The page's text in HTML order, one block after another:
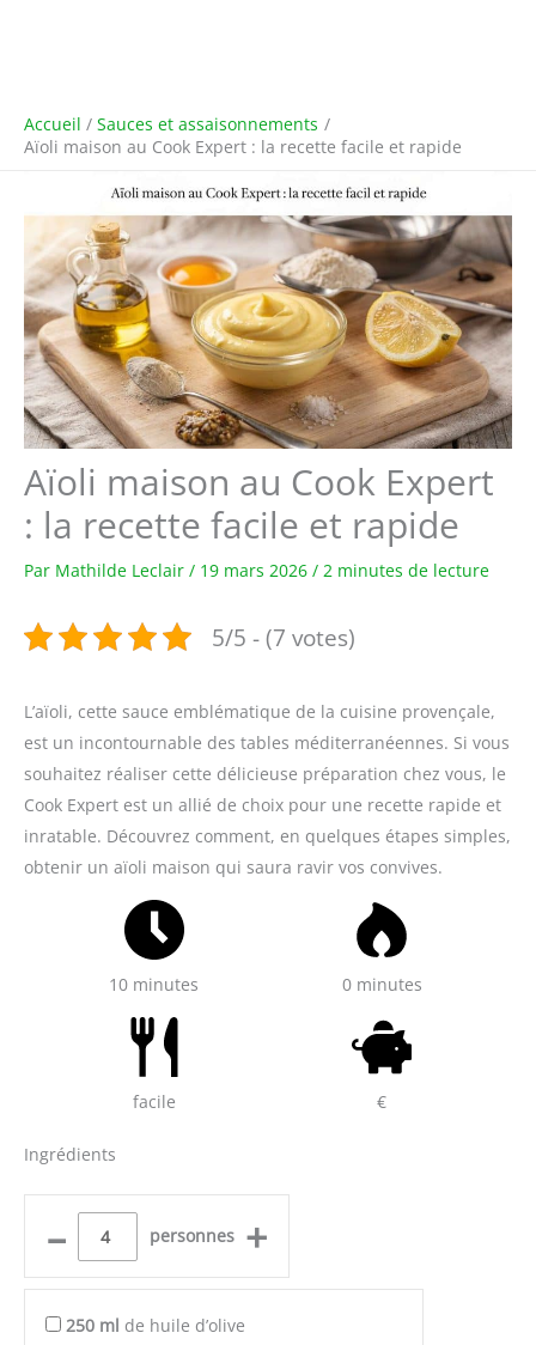
Accueil
Sauces et assaisonnements
Aïoli maison au Cook Expert : la recette facile et rapide
Aïoli maison au Cook Expert
: la recette facile et rapide
Par Mathilde Leclair / 19 mars 2026 / 2 minutes de lecture
5/5 - (7 votes)
L’aïoli, cette sauce emblématique de la cuisine provençale,
est un incontournable des tables méditerranéennes. Si vous
souhaitez réaliser cette délicieuse préparation chez vous, le
Cook Expert est un allié de choix pour une recette rapide et
inratable. Découvrez comment, en quelques étapes simples,
obtenir un aïoli maison qui saura ravir vos convives.
10 minutes 0 minutes
facile €
Ingrédients
– personnes +
250 ml de huile d’olive